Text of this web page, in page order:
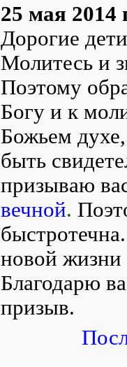
25 мая 2014
Дорогие
Молитесь и
Поэтому
Богу и к
Божьем
быть
призываю
вечной.
новой
Благодарю
призыв.